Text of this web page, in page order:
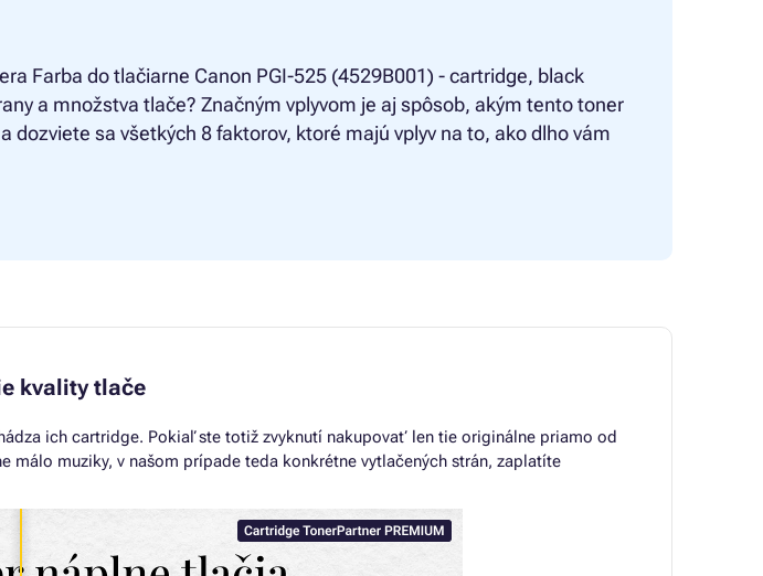
Farba do tlačiarne Canon PGI-525 (4529B001) - cartridge, black
a množstva tlače? Značným vplyvom je aj spôsob, akým tento toner
dozviete sa všetkých 8 faktorov, ktoré majú vplyv na to, ako dlho vám
kvality tlače
ich cartridge. Pokiaľ ste totiž zvyknutí nakupovať len tie originálne priamo od
málo muziky, v našom prípade teda konkrétne vytlačených strán, zaplatíte